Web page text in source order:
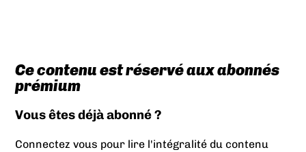
Ce contenu est réservé aux abonnés
prémium
Vous êtes déjà abonné ?
Connectez vous pour lire l'intégralité du contenu